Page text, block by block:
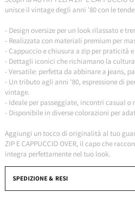
unisce il vintage degli anni '80 con le
- Design oversize per un look rilassato e
- Realizzata con materiali premium per
- Cappuccio e chiusura a zip per praticità
- Dettagli iconici che richiamano la
- Versatile: perfetta da abbinare a jeans,
- Un tributo agli anni '80, espressione di
vintage.
- Ideale per passeggiate, incontri casual o
- Disponibile in diverse colorazioni per
Aggiungi un tocco di originalità al tuo
ZIP E CAPPUCCIO OVER, il capo che
integra perfettamente nel tuo look.
SPEDIZIONE & RESI